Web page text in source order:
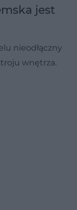
jest
nieodłączny
wnętrza.